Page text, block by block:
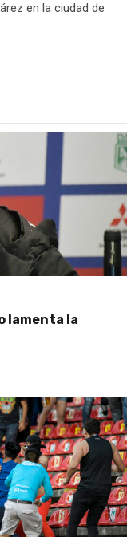
en la ciudad de
lamenta la